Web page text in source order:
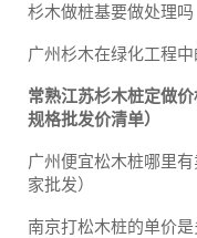
杉木做桩基要做处理吗
广州杉木在绿化工程中
常熟江苏杉木桩定做
规格批发价清单）
广州便宜松木桩哪里
家批发）
南京打松木桩的单价